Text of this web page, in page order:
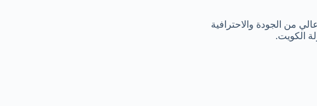
من الجودة والاحترافية
الكويت.